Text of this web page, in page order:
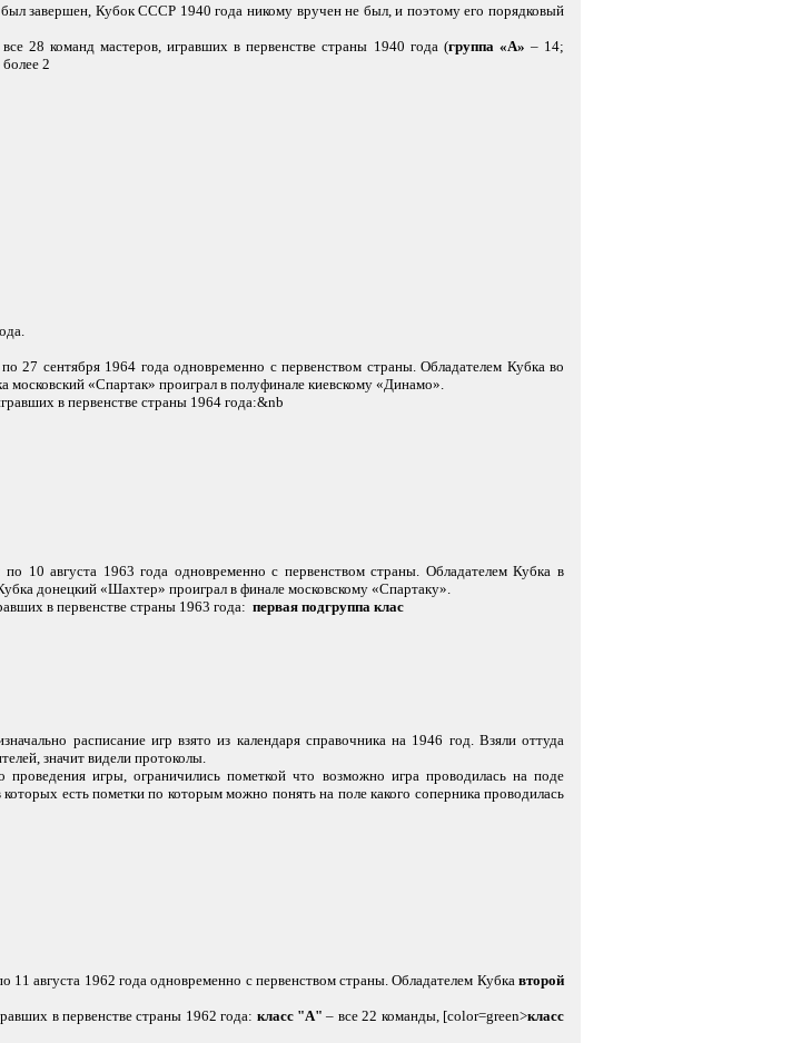
завершен, Кубок СССР 1940 года никому вручен не был, и поэтому его порядковый
28 команд мастеров, игравших в первенстве страны 1940 года (группа «А» – 14;
2
27 сентября 1964 года одновременно с первенством страны. Обладателем Кубка во
московский «Спартак» проиграл в полуфинале киевскому «Динамо».
в первенстве страны 1964 года:&nb
10 августа 1963 года одновременно с первенством страны. Обладателем Кубка в
донецкий «Шахтер» проиграл в финале московскому «Спартаку».
в первенстве страны 1963 года: первая подгруппа клас
расписание игр взято из календаря справочника на 1946 год. Взяли оттуда
значит видели протоколы.
игры, ограничились пометкой что возможно игра проводилась на поде
есть пометки по которым можно понять на поле какого соперника проводилась
11 августа 1962 года одновременно с первенством страны. Обладателем Кубкавторой
в первенстве страны 1962 года: класс "А" – все 22 команды, [color=green>класс